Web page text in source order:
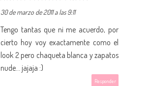
30 de marzo de 2011 a las 9:11
Tengo tantas que ni me acuerdo, por
cierto hoy voy exactamente como el
look 2 pero chaqueta blanca y zapatos
nude... jajaja :)
Responder